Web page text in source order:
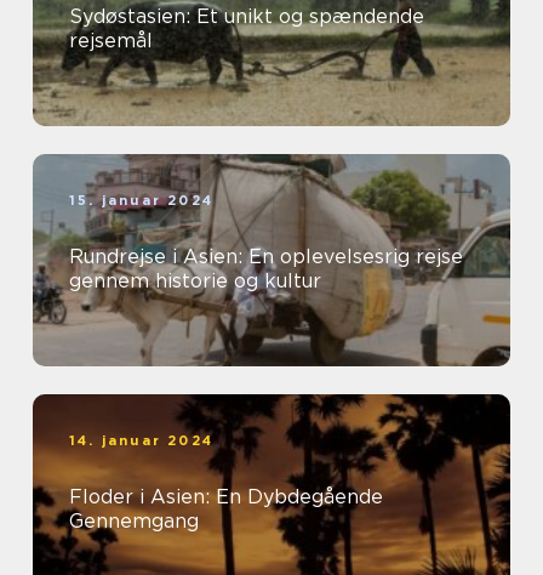
Sydøstasien: Et unikt og spændende
rejsemål
15. januar 2024
Rundrejse i Asien: En oplevelsesrig rejse
gennem historie og kultur
14. januar 2024
Floder i Asien: En Dybdegående
Gennemgang